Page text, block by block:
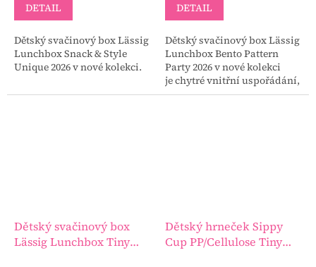
DETAIL
Dětský svačinový box Lässig
Lunchbox Snack & Style
Unique 2026 v nové kolekci.
DETAIL
Dětský svačinový box Lässig
Lunchbox Bento Pattern
Party 2026 v nové kolekci
je chytré vnitřní uspořádání,
který udržuje občerstvení
Dětský svačinový box
Lässig Lunchbox Tiny
Dětský hrneček Sippy
Cup PP/Cellulose Tiny